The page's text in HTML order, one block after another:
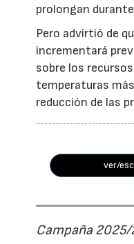
prolongan
Pero advirtió de
incrementará
sobre los
temperaturas
reducción de las
ver/
Campaña